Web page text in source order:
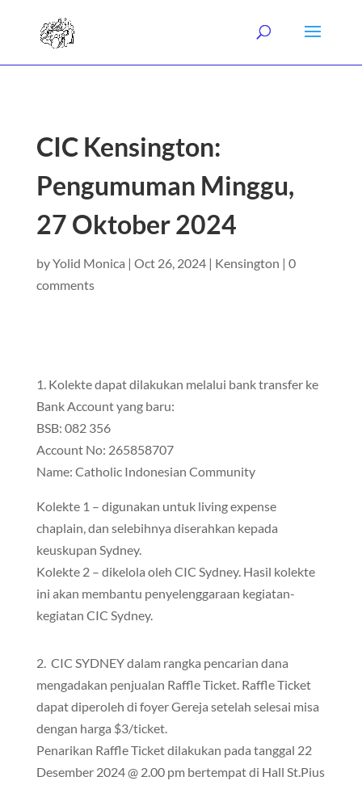
CIC Kensington:
Pengumuman Minggu,
27 Oktober 2024
byYolid Monica | Oct 26, 2024| Kensington | 0
comments
1. Kolekte dapat dilakukan melalui bank transfer ke
Bank Account yang baru:
BSB: 082 356
Account No: 265858707
Name: Catholic Indonesian Community
Kolekte 1 – digunakan untuk living expense
chaplain, dan selebihnya diserahkan kepada
keuskupan Sydney.
Kolekte 2 – dikelola oleh CIC Sydney. Hasil kolekte
ini akan membantu penyelenggaraan kegiatan-
kegiatan CIC Sydney.
2. CIC SYDNEY dalam rangka pencarian dana
mengadakan penjualan Raffle Ticket. Raffle Ticket
dapat diperoleh di foyer Gereja setelah selesai misa
dengan harga $3/ticket.
Penarikan Raffle Ticket dilakukan pada tanggal 22
Desember 2024 @ 2.00 pm bertempat di Hall St.Pius